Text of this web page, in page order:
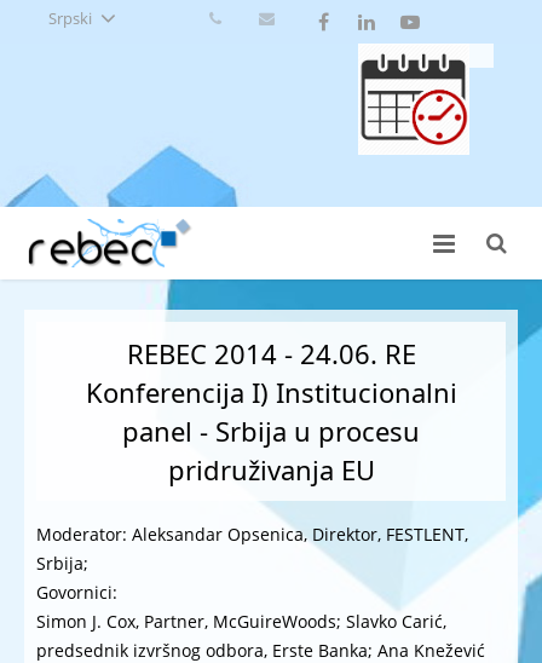
Srpski
REBEC 2014 - 24.06. RE
Konferencija I) Institucionalni
panel - Srbija u procesu
pridruživanja EU
Moderator: Aleksandar Opsenica, Direktor, FESTLENT,
Srbija;
Govornici:
Simon J. Cox, Partner, McGuireWoods; Slavko Carić,
predsednik izvršnog odbora, Erste Banka; Ana Knežević